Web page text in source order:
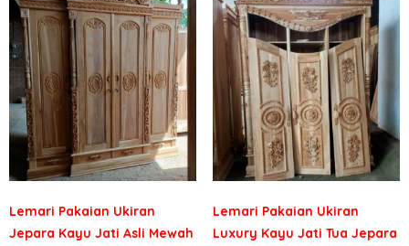
Lemari Pakaian Ukiran
Jepara Kayu Jati Asli Mewah
Lemari Pakaian Ukiran
Luxury Kayu Jati Tua Jepara